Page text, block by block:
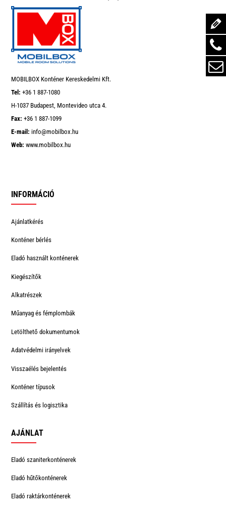
MOBILBOX Konténer Kereskedelmi Kft.
Tel: +36 1 887-1080
H-1037 Budapest, Montevideo utca 4.
Fax: +36 1 887-1099
E-mail: info@mobilbox.hu
Web: www.mobilbox.hu
INFORMÁCIÓ
Ajánlatkérés
Konténer bérlés
Eladó használt konténerek
Kiegészítők
Alkatrészek
Műanyag és fémplombák
Letölthető dokumentumok
Adatvédelmi irányelvek
Visszaélés bejelentés
Konténer típusok
Szállítás és logisztika
AJÁNLAT
Eladó szaniterkonténerek
Eladó hűtőkonténerek
Eladó raktárkonténerek